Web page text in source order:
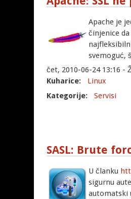
Apache je
činjenice
svemoguć,
čet, 2010-06-24 13:16 -
Kuharice:
Linux
Kategorije:
Servisi
SASL: Brute
U članku
sigurnu
automatski